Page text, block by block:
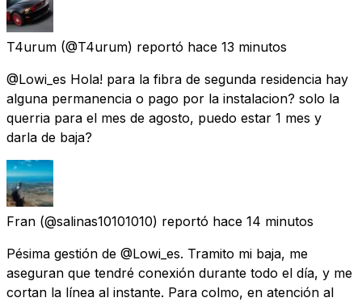
T4urum (@T4urum) reportó hace 13 minutos
@Lowi_es Hola! para la fibra de segunda residencia hay
alguna permanencia o pago por la instalacion? solo la
querria para el mes de agosto, puedo estar 1 mes y
darla de baja?
Fran (@salinas10101010) reportó hace 14 minutos
Pésima gestión de @Lowi_es. Tramito mi baja, me
aseguran que tendré conexión durante todo el día, y me
cortan la línea al instante. Para colmo, en atención al